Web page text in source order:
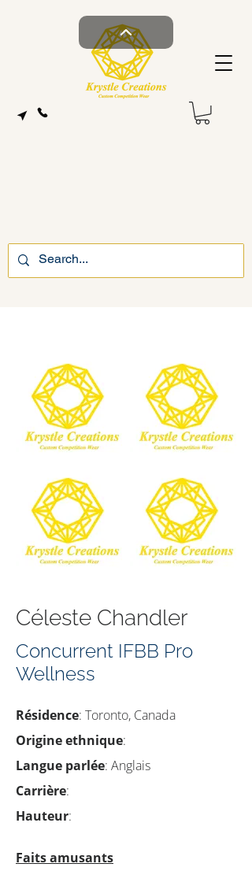
Céleste Chandler
Concurrent IFBB Pro
Wellness
Résidence: Toronto, Canada
Origine ethnique:
Langue parlée: Anglais
Carrière:
Hauteur:
Faits amusants